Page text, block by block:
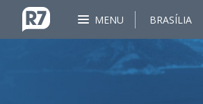
MENU BRASÍLIA